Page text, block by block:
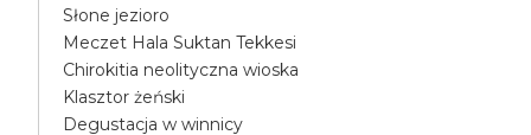
Słone jezioro
Meczet Hala Suktan Tekkesi
Chirokitia neolityczna wioska
Klasztor żeński
Degustacja w winnicy